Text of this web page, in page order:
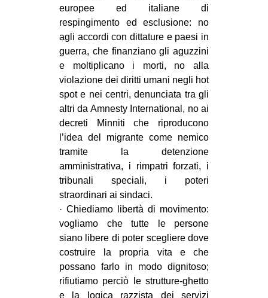
europee ed italiane di
respingimento ed esclusione: no
agli accordi con dittature e paesi in
guerra, che finanziano gli aguzzini
e moltiplicano i morti, no alla
violazione dei diritti umani negli hot
spot e nei centri, denunciata tra gli
altri da Amnesty International, no ai
decreti Minniti che riproducono
l’idea del migrante come nemico
tramite la detenzione
amministrativa, i rimpatri forzati, i
tribunali speciali, i poteri
straordinari ai sindaci.
· Chiediamo libertà di movimento:
vogliamo che tutte le persone
siano libere di poter scegliere dove
costruire la propria vita e che
possano farlo in modo dignitoso;
rifiutiamo perciò le strutture-ghetto
e la logica razzista dei servizi